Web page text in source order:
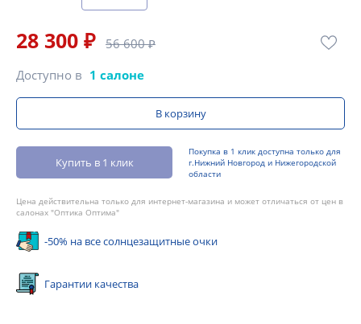
28 300 ₽ 56 600 ₽
Доступно в 1 салоне
В корзину
Купить в 1 клик
Покупка в 1 клик доступна только для
г.Нижний Новгород и Нижегородской
области
Цена действительна только для интернет-магазина и может отличаться от цен в
салонах "Оптика Оптима"
-50% на все солнцезащитные очки
Гарантии качества